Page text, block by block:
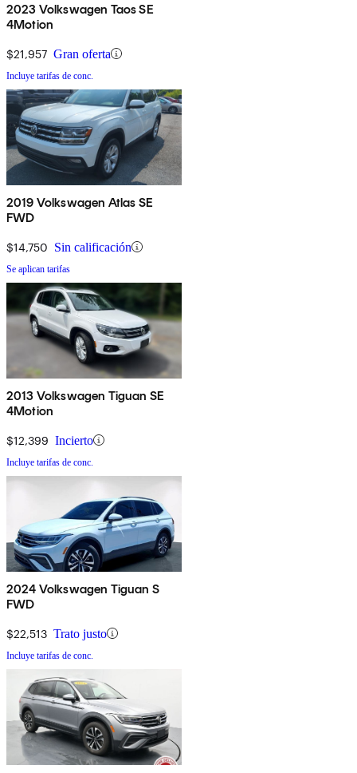
2023 Volkswagen Taos SE
4Motion
$21,957 Gran oferta
Incluye tarifas de conc.
2019 Volkswagen Atlas SE
FWD
$14,750 Sin calificación
Se aplican tarifas
2013 Volkswagen Tiguan SE
4Motion
$12,399 Incierto
Incluye tarifas de conc.
2024 Volkswagen Tiguan S
FWD
$22,513 Trato justo
Incluye tarifas de conc.